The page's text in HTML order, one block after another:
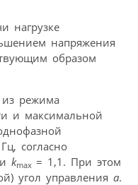
нагрузке
напряжения
образом
режима
и максимальной
согласно
kmax = 1,1. При этом
угол управления a.